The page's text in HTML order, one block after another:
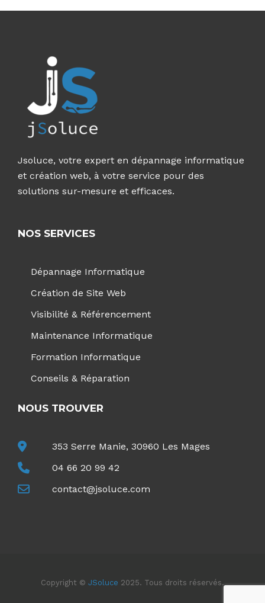
Jsoluce, votre expert en dépannage informatique
et création web, à votre service pour des
solutions sur-mesure et efficaces.
NOS SERVICES
Dépannage Informatique
Création de Site Web
Visibilité & Référencement
Maintenance Informatique
Formation Informatique
Conseils & Réparation
NOUS TROUVER
353 Serre Manie, 30960 Les Mages
04 66 20 99 42
contact@jsoluce.com
Copyright © JSoluce 2025. Tous droits réservés.